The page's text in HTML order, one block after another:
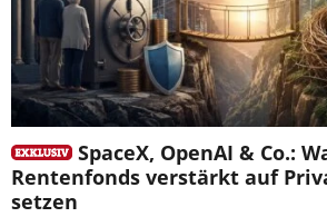
SpaceX, OpenAI & Co.:
Rentenfonds verstärkt auf
setzen